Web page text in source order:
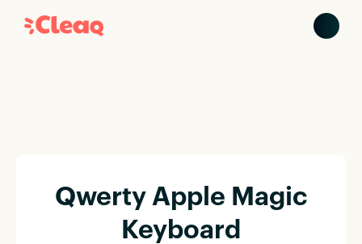
Qwerty Apple Magic
Keyboard